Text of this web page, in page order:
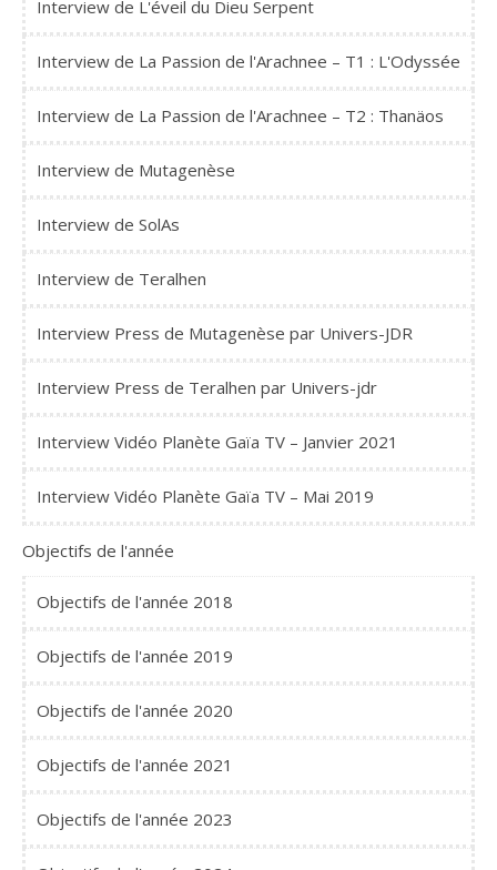
Interview de L'éveil du Dieu Serpent
Interview de La Passion de l'Arachnee – T1 : L'Odyssée
Interview de La Passion de l'Arachnee – T2 : Thanäos
Interview de Mutagenèse
Interview de SolAs
Interview de Teralhen
Interview Press de Mutagenèse par Univers-JDR
Interview Press de Teralhen par Univers-jdr
Interview Vidéo Planète Gaïa TV – Janvier 2021
Interview Vidéo Planète Gaïa TV – Mai 2019
Objectifs de l'année
Objectifs de l'année 2018
Objectifs de l'année 2019
Objectifs de l'année 2020
Objectifs de l'année 2021
Objectifs de l'année 2023